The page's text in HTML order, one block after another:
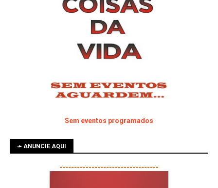
Sem eventos programados
➛ ANUNCIE AQUI
----------------------------------